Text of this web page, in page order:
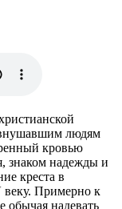
внушавшим людям
кровью
знаком надежды и
креста в
веку. Примерно к
обычая надевать